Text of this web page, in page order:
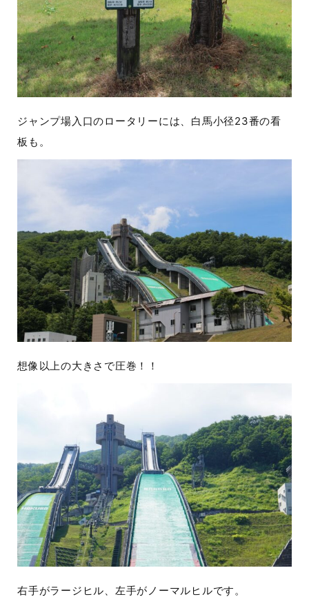
ジャンプ場入口のロータリーには、白馬小径23番の看
板も。
想像以上の大きさで圧巻！！
右手がラージヒル、左手がノーマルヒルです。